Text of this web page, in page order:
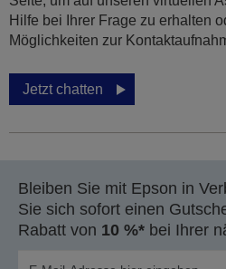
Hilfe bei Ihrer Frage zu erhalten
Möglichkeiten zur
Jetzt chatten
Bleiben Sie mit Epson in
Sie sich sofort einen
Rabatt von 10 %* bei Ihrer